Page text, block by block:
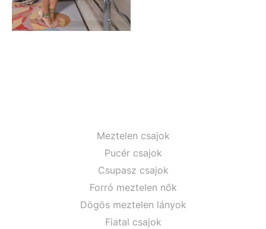
Meztelen csajok
Pucér csajok
Csupasz csajok
Forró meztelen nők
Dögös meztelen lányok
Fiatal csajok